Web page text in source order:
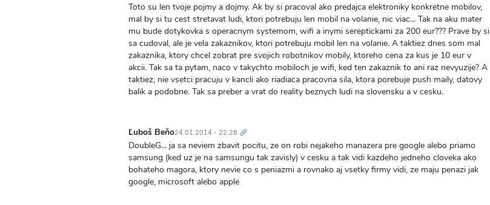
Toto su len tvoje pojmy a dojmy. Ak by si pracoval ako predajca elektroniky konkretne mobilov,
mal by si tu cest stretavat ludi, ktori potrebuju len mobil na volanie, nic viac... Tak na aku mater
mu bude dotykovka s operacnym systemom, wifi a inymi sereptickami za 200 eur??? Prave by si
sa cudoval, ale je vela zakaznikov, ktori potrebuju mobil len na volanie. A taktiez dnes som mal
zakaznika, ktory chcel zobrat pre svojich robotnikov mobily, ktoreho cena za kus je 10 eur v
akcii. Tak sa ta pytam, naco v takychto mobiloch je wifi, ked ten zakaznik to ani raz nevyuzije? A
taktiez, nie vsetci pracuju v kancli ako riadiaca pracovna sila, ktora porebuje push maily, datovy
balik a podobne. Tak sa preber a vrat do reality beznych ludi na slovensku a v cesku.
Ľuboš Beňo24.01.2014 - 22:28 odkaz
DoubleG... ja sa neviem zbavit pocitu, ze on robi nejakeho manazera pre google alebo priamo
samsung (ked uz je na samsungu tak zavisly) v cesku a tak vidi kazdeho jedneho cloveka ako
bohateho magora, ktory nevie co s peniazmi a rovnako aj vsetky firmy vidi, ze maju penazi jak
google, microsoft alebo apple